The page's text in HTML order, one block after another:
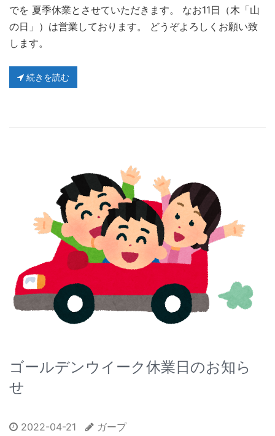
でを 夏季休業とさせていただきます。 なお11日（木「山
の日」）は営業しております。 どうぞよろしくお願い致
します。
続きを読む
ゴールデンウイーク休業日のお知ら
せ
2022-04-21
ガープ